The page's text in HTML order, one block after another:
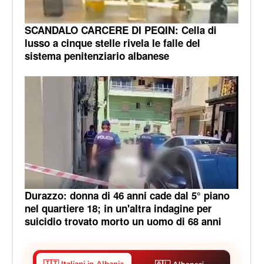
SCANDALO CARCERE DI PEQIN: Cella di
lusso a cinque stelle rivela le falle del
sistema penitenziario albanese
Durazzo: donna di 46 anni cade dal 5° piano
nel quartiere 18; in un'altra indagine per
suicidio trovato morto un uomo di 68 anni